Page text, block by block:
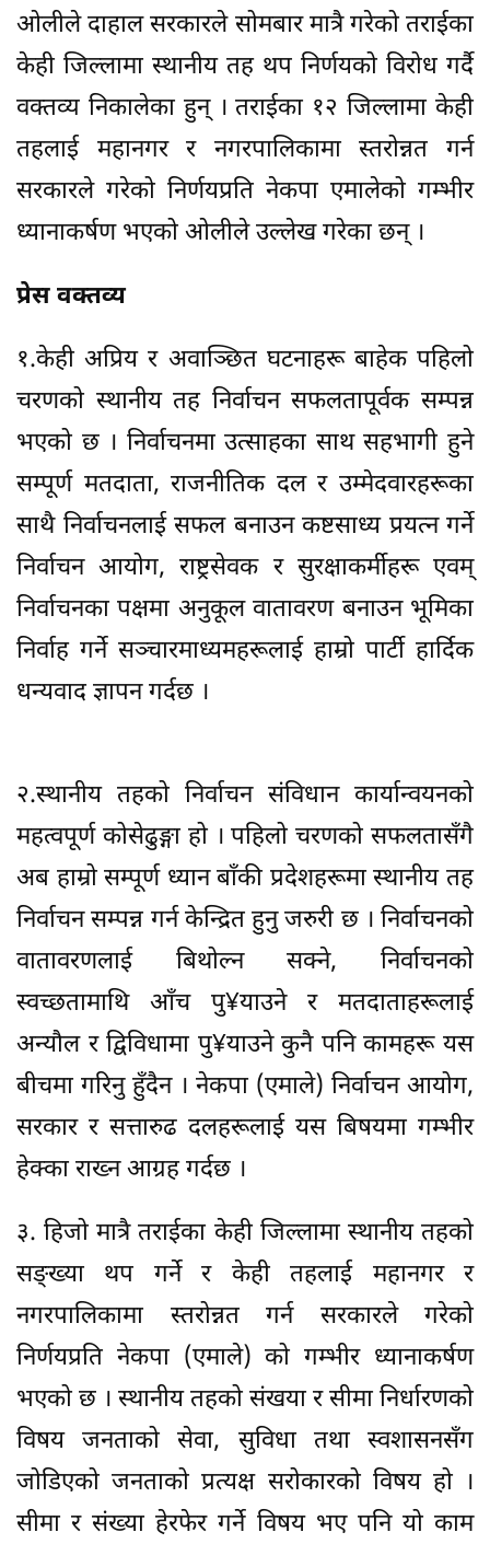
ओलीले दाहाल सरकारले सोमबार मात्रै गरेको तराईका
केही जिल्लामा स्थानीय तह थप निर्णयको विरोध गर्दै
वक्तव्य निकालेका हुन् । तराईका १२ जिल्लामा केही
तहलाई महानगर र नगरपालिकामा स्तरोन्नत गर्न
सरकारले गरेको निर्णयप्रति नेकपा एमालेको गम्भीर
ध्यानाकर्षण भएको ओलीले उल्लेख गरेका छन् ।
प्रेस वक्तव्य
१.केही अप्रिय र अवाञ्छित घटनाहरू बाहेक पहिलो
चरणको स्थानीय तह निर्वाचन सफलतापूर्वक सम्पन्न
भएको छ । निर्वाचनमा उत्साहका साथ सहभागी हुने
सम्पूर्ण मतदाता, राजनीतिक दल र उम्मेदवारहरूका
साथै निर्वाचनलाई सफल बनाउन कष्टसाध्य प्रयत्न गर्ने
निर्वाचन आयोग, राष्ट्रसेवक र सुरक्षाकर्मीहरू एवम्
निर्वाचनका पक्षमा अनुकूल वातावरण बनाउन भूमिका
निर्वाह गर्ने सञ्चारमाध्यमहरूलाई हाम्रो पार्टी हार्दिक
धन्यवाद ज्ञापन गर्दछ ।
२.स्थानीय तहको निर्वाचन संविधान कार्यान्वयनको
महत्वपूर्ण कोसेढुङ्गा हो । पहिलो चरणको सफलतासँगै
अब हाम्रो सम्पूर्ण ध्यान बाँकी प्रदेशहरूमा स्थानीय तह
निर्वाचन सम्पन्न गर्न केन्द्रित हुनु जरुरी छ । निर्वाचनको
वातावरणलाई बिथोल्न सक्ने, निर्वाचनको
स्वच्छतामाथि आँच पु¥याउने र मतदाताहरूलाई
अन्यौल र द्विविधामा पु¥याउने कुनै पनि कामहरू यस
बीचमा गरिनु हुँदैन । नेकपा (एमाले) निर्वाचन आयोग,
सरकार र सत्तारुढ दलहरूलाई यस बिषयमा गम्भीर
हेक्का राख्न आग्रह गर्दछ ।
३. हिजो मात्रै तराईका केही जिल्लामा स्थानीय तहको
सङ्ख्या थप गर्ने र केही तहलाई महानगर र
नगरपालिकामा स्तरोन्नत गर्न सरकारले गरेको
निर्णयप्रति नेकपा (एमाले) को गम्भीर ध्यानाकर्षण
भएको छ । स्थानीय तहको संखया र सीमा निर्धारणको
विषय जनताको सेवा, सुविधा तथा स्वशासनसँग
जोडिएको जनताको प्रत्यक्ष सरोकारको विषय हो ।
सीमा र संख्या हेरफेर गर्ने विषय भए पनि यो काम